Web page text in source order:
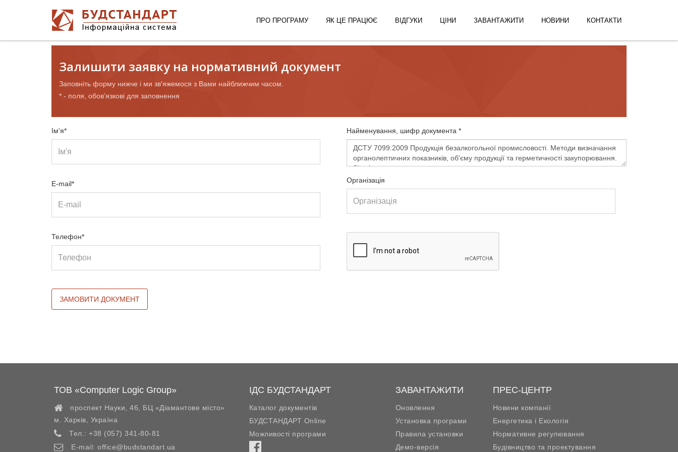
ПРО ПРОГРАМУ ЯК ЦЕ ПРАЦЮЄ ВІДГУКИ ЦІНИ ЗАВАНТАЖИТИ НОВИНИ КОНТАКТИ
Залишити заявку на нормативний документ
Заповніть форму нижче і ми зв'яжемося з Вами найближчим часом.
* - поля, обов'язкові для заповнення
Ім'я*
E-mail*
Телефон*
Найменування, шифр документа *
Організація
ТОВ «Computer Logic Group»
проспект Науки, 46, БЦ «Діамантове місто»
м. Харків
Україна
Тел.: +38 (057) 341-80-81
E-mail: office@budstandart.ua
ІДС БУДСТАНДАРТ
Каталог документів
БУДСТАНДАРТ Online
Можливості програми
ЗАВАНТАЖИТИ
Оновлення
Установка програми
Правила установки
Демо-версія
ПРЕС-ЦЕНТР
Новини компанії
Енергетика і Екологія
Нормативне регулювання
Будівництво та проектування